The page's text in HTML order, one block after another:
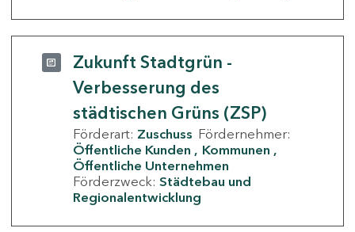
Zukunft Stadtgrün -
Verbesserung des
städtischen Grüns (ZSP)
Förderart: Zuschuss Fördernehmer:
Öffentliche Kunden
Kommunen
Öffentliche Unternehmen
Förderzweck: Städtebau und
Regionalentwicklung